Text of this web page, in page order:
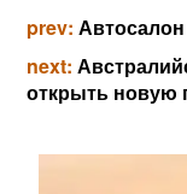
prev:
next:
открыть новую